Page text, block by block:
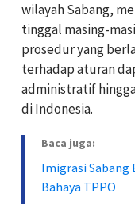
wilayah Sabang,
tinggal masing-
prosedur yang
terhadap aturan
administratif
di Indonesia.
Baca juga:
Imigrasi Sabang
Bahaya TPPO